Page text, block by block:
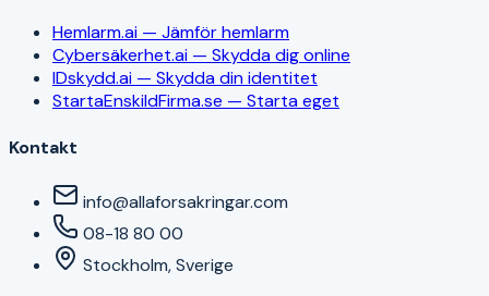
Hemlarm.ai — Jämför hemlarm
Cybersäkerhet.ai — Skydda dig online
IDskydd.ai — Skydda din identitet
StartaEnskildFirma.se — Starta eget
Kontakt
info@allaforsakringar.com
08-18 80 00
Stockholm, Sverige